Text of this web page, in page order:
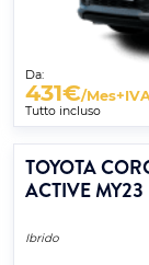
Da:
431€/
Tutto incluso
TOYOTA
ACTIVE MY23
Ibrido